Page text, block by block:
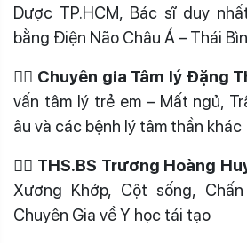
Dược TP.HCM, Bác sĩ duy
bằng Điện Não Châu Á – Thái
👩‍⚕️ Chuyên gia Tâm lý Đặng
vấn tâm lý trẻ em – Mất ngủ,
âu và các bệnh lý tâm thần khác
👨‍⚕️ THS.BS Trương Hoàng
Xương Khớp, Cột sống,
Chuyên Gia về Y học tái tạo